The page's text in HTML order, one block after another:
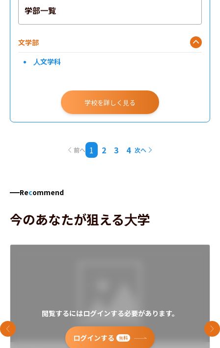
学部一覧
文学部
人文学科
学校を詳しく見る
前へ 1 2 3 4 次へ
Recommend
今のあなたが狙える大学
閲覧するにはログインする必要があります。
ログインする 無料
前のスライド 次